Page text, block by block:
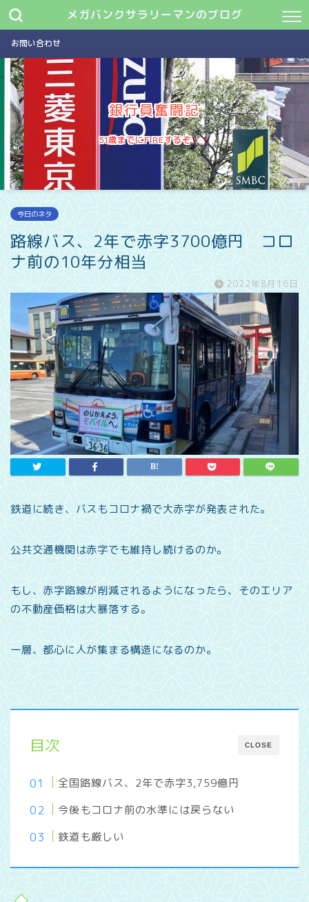
メガバンクサラリーマンのブログ
お問い合わせ
銀行員奮闘記
51歳までにFIREするぞ
今日のネタ
路線バス、2年で赤字3700億円 コロ
ナ前の10年分相当
2022年8月16日
鉄道に続き、バスもコロナ禍で大赤字が発表された。
公共交通機関は赤字でも維持し続けるのか。
もし、赤字路線が削減されるようになったら、そのエリア
の不動産価格は大暴落する。
一層、都心に人が集まる構造になるのか。
CLOSE
目次
全国路線バス、2年で赤字3,759億円
今後もコロナ前の水準には戻らない
鉄道も厳しい